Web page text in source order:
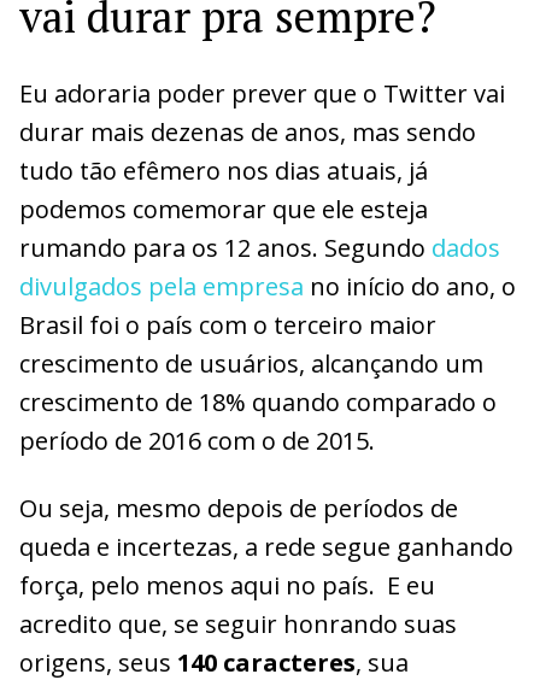
vai durar pra sempre?
Eu adoraria poder prever que o Twitter vai
durar mais dezenas de anos, mas sendo
tudo tão efêmero nos dias atuais, já
podemos comemorar que ele esteja
rumando para os 12 anos. Segundo dados
divulgados pela empresa no início do ano, o
Brasil foi o país com o terceiro maior
crescimento de usuários, alcançando um
crescimento de 18% quando comparado o
período de 2016 com o de 2015.
Ou seja, mesmo depois de períodos de
queda e incertezas, a rede segue ganhando
força, pelo menos aqui no país. E eu
acredito que, se seguir honrando suas
origens, seus 140 caracteres, sua